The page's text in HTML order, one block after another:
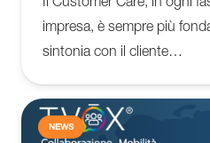
impresa, è sempre più
sintonia con il cliente…
NEWS